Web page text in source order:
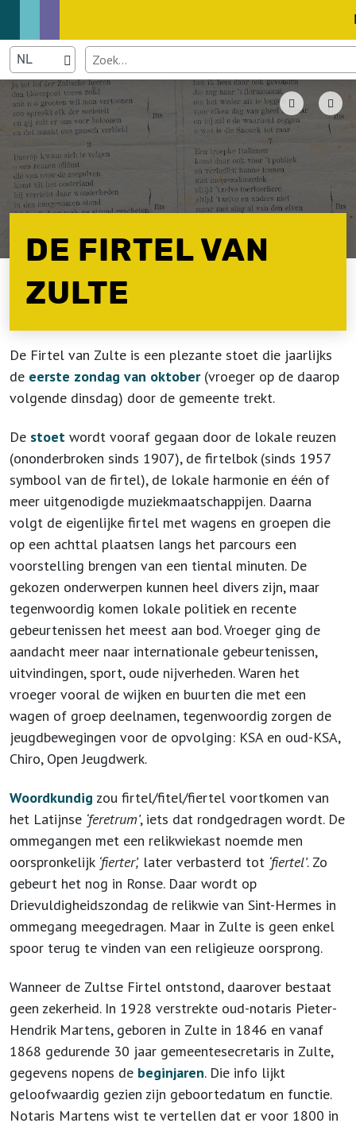
DE FIRTEL VAN
ZULTE
De Firtel van Zulte is een plezante stoet die jaarlijks
de eerste zondag van oktober(vroeger op de daarop
volgende dinsdag) door de gemeente trekt.
De stoet wordt vooraf gegaan door de lokale reuzen
(ononderbroken sinds 1907), de firtelbok (sinds 1957
symbool van de firtel), de lokale harmonie en één of
meer uitgenodigde muziekmaatschappijen. Daarna
volgt de eigenlijke firtel met wagens en groepen die
op een achttal plaatsen langs het parcours een
voorstelling brengen van een tiental minuten. De
gekozen onderwerpen kunnen heel divers zijn, maar
tegenwoordig komen lokale politiek en recente
gebeurtenissen het meest aan bod. Vroeger ging de
aandacht meer naar internationale gebeurtenissen,
uitvindingen, sport, oude nijverheden. Waren het
vroeger vooral de wijken en buurten die met een
wagen of groep deelnamen, tegenwoordig zorgen de
jeugdbewegingen voor de opvolging: KSA en oud-KSA,
Chiro, Open Jeugdwerk.
Woordkundig zou firtel/fitel/fiertel voortkomen van
het Latijnse ‘feretrum’, iets dat rondgedragen wordt. De
ommegangen met een relikwiekast noemde men
oorspronkelijk ‘fierter’, later verbasterd tot ‘fiertel’. Zo
gebeurt het nog in Ronse. Daar wordt op
Drievuldigheidszondag de relikwie van Sint-Hermes in
ommegang meegedragen. Maar in Zulte is geen enkel
spoor terug te vinden van een religieuze oorsprong.
Wanneer de Zultse Firtel ontstond, daarover bestaat
geen zekerheid. In 1928 verstrekte oud-notaris Pieter-
Hendrik Martens, geboren in Zulte in 1846 en vanaf
1868 gedurende 30 jaar gemeentesecretaris in Zulte,
gegevens nopens de beginjaren. Die info lijkt
geloofwaardig gezien zijn geboortedatum en functie.
Notaris Martens wist te vertellen dat er voor 1800 in